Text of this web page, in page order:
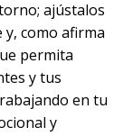
ajústalos
como afirma
permita
y tus
en tu
y